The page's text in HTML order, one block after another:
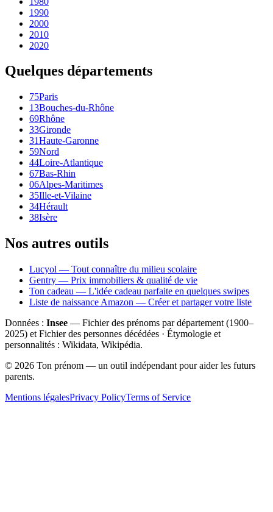
1990
2000
2010
2020
Quelques départements
75Paris
13Bouches-du-Rhône
69Rhône
33Gironde
31Haute-Garonne
59Nord
44Loire-Atlantique
67Bas-Rhin
06Alpes-Maritimes
35Ille-et-Vilaine
34Hérault
38Isère
Nos autres outils
Lucyol — Tout connaître du milieu scolaire
Gentry — Prix immobiliers & qualité de vie
Ton cadeau — L'idée cadeau parfaite en quelques swipes
Liste de naissance Amazon — Créer et partager votre liste
Données : Insee — Fichier des prénoms par département (1900–
2025) et Fichier des personnes décédées · Étymologie et
personnalités : Wikidata, Wikipédia.
© 2026 Ton prénom — un outil indépendant pour aider les futurs
parents.
Mentions légalesPrivacy PolicyTerms of Service